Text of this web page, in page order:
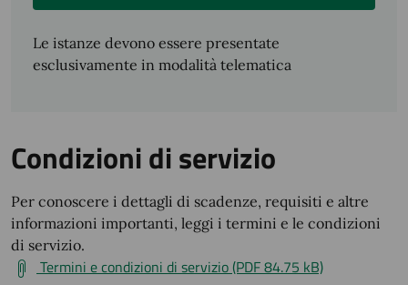
Le istanze devono essere presentate
esclusivamente in modalità telematica
Condizioni di servizio
Per conoscere i dettagli di scadenze, requisiti e altre
informazioni importanti, leggi i termini e le condizioni
di servizio.
Termini e condizioni di servizio (PDF 84.75 kB)